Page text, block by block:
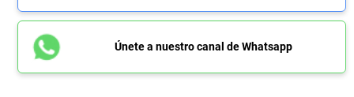
Únete a nuestro canal de Whatsapp